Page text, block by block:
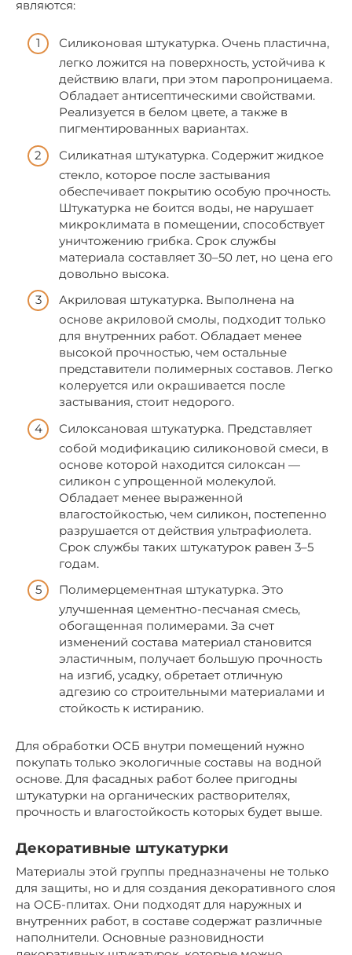
являются:
Силиконовая штукатурка. Очень пластична,
легко ложится на поверхность, устойчива к
действию влаги, при этом паропроницаема.
Обладает антисептическими свойствами.
Реализуется в белом цвете, а также в
пигментированных вариантах.
Силикатная штукатурка. Содержит жидкое
стекло, которое после застывания
обеспечивает покрытию особую прочность.
Штукатурка не боится воды, не нарушает
микроклимата в помещении, способствует
уничтожению грибка. Срок службы
материала составляет 30–50 лет, но цена его
довольно высока.
Акриловая штукатурка. Выполнена на
основе акриловой смолы, подходит только
для внутренних работ. Обладает менее
высокой прочностью, чем остальные
представители полимерных составов. Легко
колеруется или окрашивается после
застывания, стоит недорого.
Силоксановая штукатурка. Представляет
собой модификацию силиконовой смеси, в
основе которой находится силоксан —
силикон с упрощенной молекулой.
Обладает менее выраженной
влагостойкостью, чем силикон, постепенно
разрушается от действия ультрафиолета.
Срок службы таких штукатурок равен 3–5
годам.
Полимерцементная штукатурка. Это
улучшенная цементно-песчаная смесь,
обогащенная полимерами. За счет
изменений состава материал становится
эластичным, получает большую прочность
на изгиб, усадку, обретает отличную
адгезию со строительными материалами и
стойкость к истиранию.
Для обработки ОСБ внутри помещений нужно
покупать только экологичные составы на водной
основе. Для фасадных работ более пригодны
штукатурки на органических растворителях,
прочность и влагостойкость которых будет выше.
Декоративные штукатурки
Материалы этой группы предназначены не только
для защиты, но и для создания декоративного слоя
на ОСБ-плитах. Они подходят для наружных и
внутренних работ, в составе содержат различные
наполнители. Основные разновидности